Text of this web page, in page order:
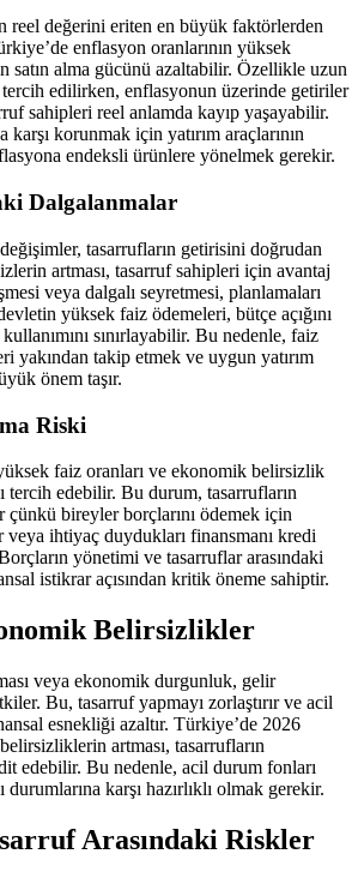
reel değerini eriten en büyük faktörlerden
enflasyon oranlarının yüksek
satın alma gücünü azaltabilir. Özellikle uzun
tercih edilirken, enflasyonun üzerinde getiriler
sahipleri reel anlamda kayıp yaşayabilir.
korunmak için yatırım araçlarının
endeksli ürünlere yönelmek gerekir.
Dalgalanmalar
tasarrufların getirisini doğrudan
artması, tasarruf sahipleri için avantaj
veya dalgalı seyretmesi, planlamaları
yüksek faiz ödemeleri, bütçe açığını
sınırlayabilir. Bu nedenle, faiz
yakından takip etmek ve uygun yatırım
önem taşır.
Riski
faiz oranları ve ekonomik belirsizlik
tercih edebilir. Bu durum, tasarrufların
çünkü bireyler borçlarını ödemek için
veya ihtiyaç duydukları finansmanı kredi
yönetimi ve tasarruflar arasındaki
istikrar açısından kritik öneme sahiptir.
Belirsizlikler
veya ekonomik durgunluk, gelir
Bu, tasarruf yapmayı zorlaştırır ve acil
esnekliği azaltır. Türkiye’de 2026
artması, tasarrufların
edebilir. Bu nedenle, acil durum fonları
karşı hazırlıklı olmak gerekir.
Arasındaki Riskler